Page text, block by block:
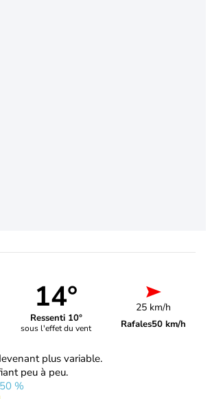
14°
Ressenti 10°
sous l'effet du vent
25 km/h
Rafales50 km/h
plus variable.
peu à peu.
50 %